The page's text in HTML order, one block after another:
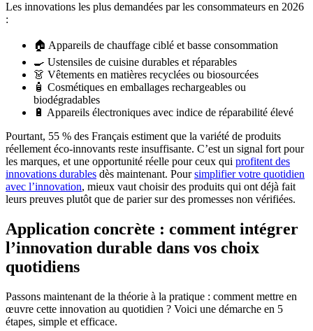
Les innovations les plus demandées par les consommateurs en 2026
:
🏠 Appareils de chauffage ciblé et basse consommation
🍳 Ustensiles de cuisine durables et réparables
👗 Vêtements en matières recyclées ou biosourcées
🧴 Cosmétiques en emballages rechargeables ou
biodégradables
🔋 Appareils électroniques avec indice de réparabilité élevé
Pourtant, 55 % des Français estiment que la variété de produits
réellement éco-innovants reste insuffisante. C’est un signal fort pour
les marques, et une opportunité réelle pour ceux qui profitent des
innovations durables dès maintenant. Poursimplifier votre quotidien
avec l’innovation, mieux vaut choisir des produits qui ont déjà fait
leurs preuves plutôt que de parier sur des promesses non vérifiées.
Application concrète : comment intégrer
l’innovation durable dans vos choix
quotidiens
Passons maintenant de la théorie à la pratique : comment mettre en
œuvre cette innovation au quotidien ? Voici une démarche en 5
étapes, simple et efficace.